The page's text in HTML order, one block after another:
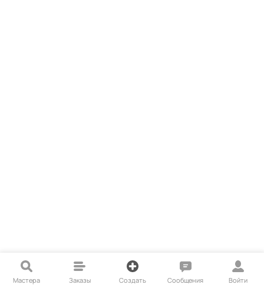
Мастера Заказы Создать Сообщения Войти